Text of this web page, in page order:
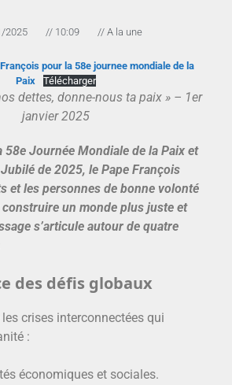
2025 // 10:09 // A la une
pour la 58e journee mondiale de la
Paix
Télécharger
dettes, donne-nous ta paix » – 1er
janvier 2025
58e Journée Mondiale de la Paix et
de 2025, le Pape François
et les personnes de bonne volonté
construire un monde plus juste et
s’articule autour de quatre
des défis globaux
crises interconnectées qui
:
économiques et sociales.